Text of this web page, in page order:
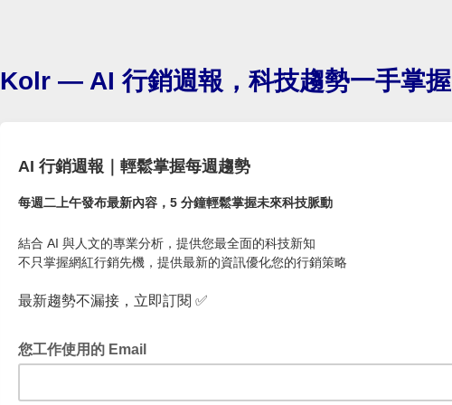
Kolr — AI 行銷週報，科技趨勢一手掌握
AI 行銷週報｜輕鬆掌握每週趨勢
每週二上午發布最新內容，5 分鐘輕鬆掌握未來科技脈動
結合 AI 與人文的專業分析，提供您最全面的科技新知
不只掌握網紅行銷先機，提供最新的資訊優化您的行銷策略
最新趨勢不漏接，立即訂閱 ✅
您工作使用的 Email